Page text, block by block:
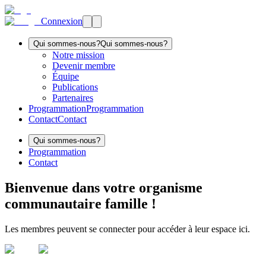
Connexion
Qui sommes-nous?Qui sommes-nous?
Notre mission
Devenir membre
Équipe
Publications
Partenaires
ProgrammationProgrammation
ContactContact
Qui sommes-nous?
Programmation
Contact
Bienvenue dans votre organisme
communautaire famille !
Les membres peuvent se connecter pour accéder à leur espace ici.